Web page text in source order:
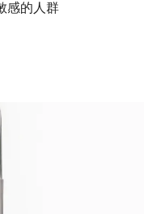
感的人群